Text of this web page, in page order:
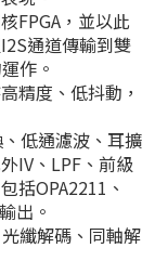
FPGA，並以此
通道傳輸到雙
作。
精度、低抖動，
低通濾波、耳擴
IV、LPF、前級
括OPA2211、
出。
纖解碼、同軸解